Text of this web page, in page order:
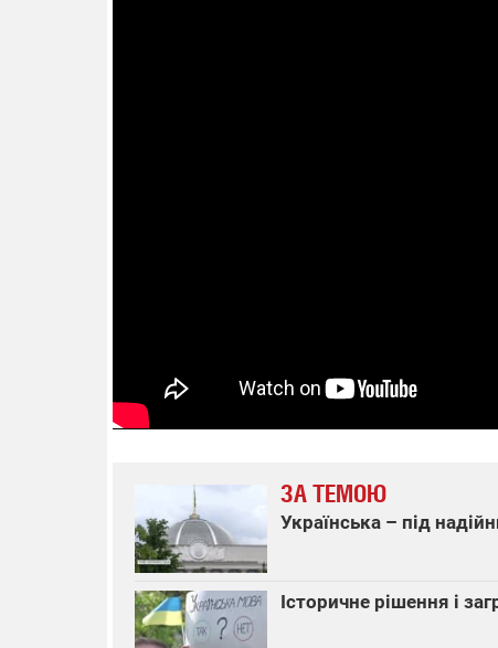
ЗА ТЕМОЮ
Українська – під
Історичне рішення і